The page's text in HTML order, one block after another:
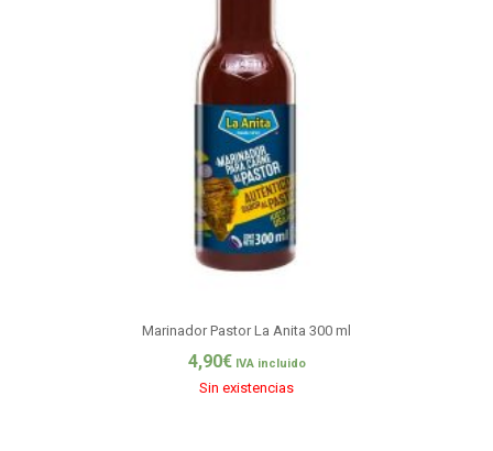
Marinador Pastor La Anita 300 ml
4,90€ IVA incluido
Sin existencias